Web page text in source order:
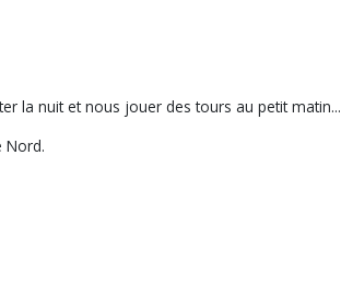
la nuit et nous jouer des tours au petit matin...
Nord.